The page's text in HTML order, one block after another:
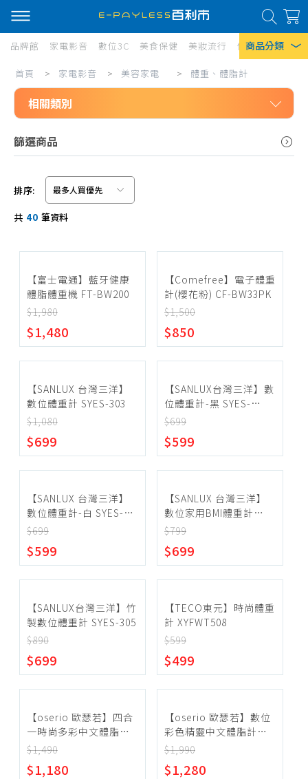
商品分類
熱門搜尋
風扇
除濕機
衛生紙
品牌館 家電影音 數位3C 美食保健 美妝流行 傢俱寢具 居
體
重、
體
脂
計
首頁 > 家電影音 > 美容家電 > 體重、體脂計
相關類別
美容家電
吹風機、配件
直/捲髮器
造型髮梳
剪髮器、配件
清潔、美顏、其他
電鬍刀、配件
電動牙刷、配件
沖牙機、配件
按摩枕
筋膜槍
眼部、頭部按摩
肩頸、腰臀按摩
泡腳機
體重、體脂計
篩選商品
信用卡/Line Pay/ATM
分期0利率
超商付款
排序:
共 40 筆資料
【富士電通】藍牙健康
體脂體重機 FT-BW200
$1,980
$1,480
【Comefree】電子體重
計(櫻花粉) CF-BW33PK
$1,500
$850
【SANLUX 台灣三洋】
數位體重計 SYES-303
$1,080
$699
【SANLUX台灣三洋】數
位體重計-黑 SYES-
301(K)
$699
$599
【SANLUX 台灣三洋】
數位體重計-白 SYES-
301(W)
$699
$599
【SANLUX 台灣三洋】
數位家用BMI體重計
SYES-302
$799
$699
【SANLUX台灣三洋】竹
製數位體重計 SYES-305
$890
$699
【TECO東元】時尚體重
計 XYFWT508
$599
$499
【oserio 歐瑟若】四合
一時尚多彩中文體脂計
FSC-351
$1,490
$1,180
【oserio 歐瑟若】數位
彩色精靈中文體脂計
FSC-341
$1,990
$1,280